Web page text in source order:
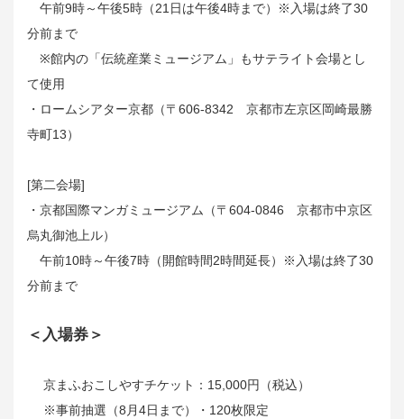
午前9時～午後5時（21日は午後4時まで）※入場は終了30
分前まで
※館内の「伝統産業ミュージアム」もサテライト会場とし
て使用
・ロームシアター京都（〒606-8342 京都市左京区岡崎最勝
寺町13）
[第二会場]
・京都国際マンガミュージアム（〒604-0846 京都市中京区
烏丸御池上ル）
午前10時～午後7時（開館時間2時間延長）※入場は終了30
分前まで
＜入場券＞
京まふおこしやすチケット：15,000円（税込）
※事前抽選（8月4日まで）・120枚限定